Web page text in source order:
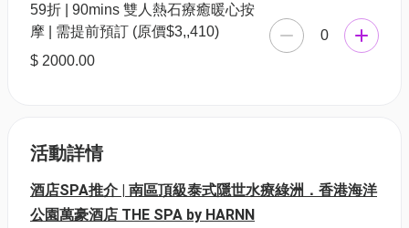
59折 | 90mins 雙人熱石療癒暖心按
摩 | 需提前預訂 (原價$3,,410)
$ 2000.00
0
活動詳情
酒店SPA推介 | 南區頂級泰式隱世水療綠洲．香港海洋
公園萬豪酒店 THE SPA by HARNN